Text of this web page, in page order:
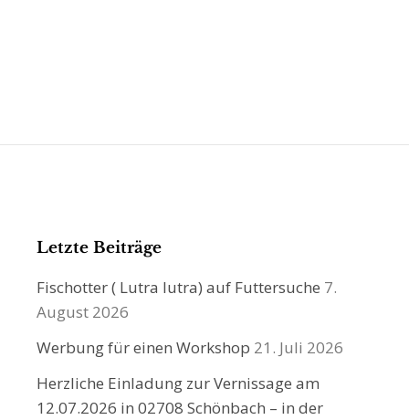
Letzte Beiträge
Fischotter ( Lutra lutra) auf Futtersuche 7.
August 2026
Werbung für einen Workshop 21. Juli 2026
Herzliche Einladung zur Vernissage am
12.07.2026 in 02708 Schönbach – in der